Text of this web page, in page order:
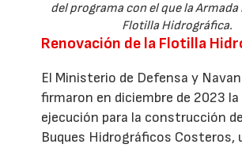
del programa con el que la Armada
Flotilla Hidrográfica.
Renovación de la Flotilla
El Ministerio de Defensa y
firmaron en diciembre de 2023 la
ejecución para la construcción
Buques Hidrográficos Costeros,